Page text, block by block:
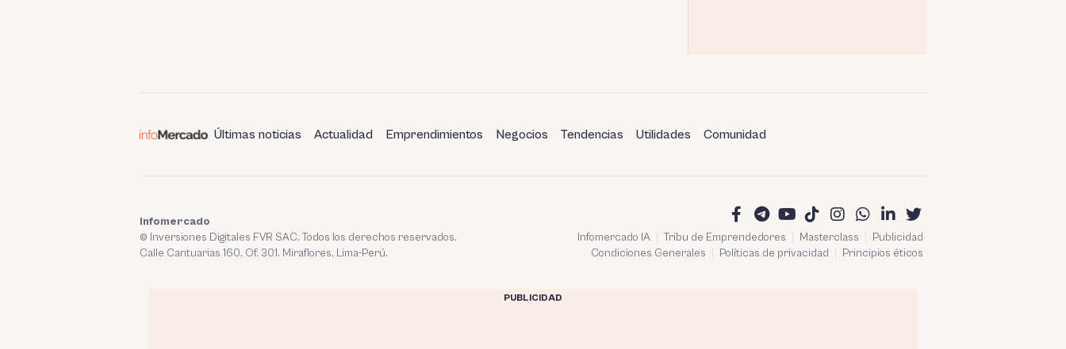
Últimas noticias Actualidad Emprendimientos Negocios Tendencias Utilidades Comunidad
Infomercado IA Tribu de Emprendedores Masterclass
Publicidad
Condiciones Generales
Políticas de privacidad Principios éticos
Infomercado
© Inversiones Digitales FVR SAC. Todos los derechos reservados.
Calle Cantuarias 160. Of. 301. Miraflores, Lima-Perú.
PUBLICIDAD